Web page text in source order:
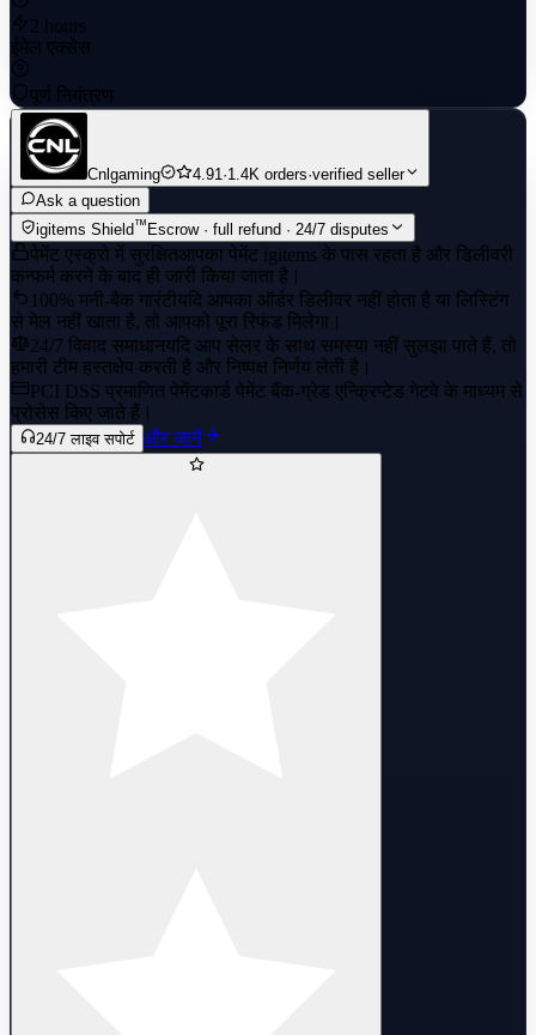
2 hours
ईमेल एक्सेस
पूर्ण नियंत्रण
Cnlgaming 4.91·1.4K orders·verified seller
Ask a question
igitems Shield™ Escrow · full refund · 24/7 disputes
पेमेंट एस्क्रो में सुरक्षितआपका पेमेंट igitems के पास रहता है और डिलीवरी
कन्फर्म करने के बाद ही जारी किया जाता है।
100% मनी-बैक गारंटीयदि आपका ऑर्डर डिलीवर नहीं होता है या लिस्टिंग
से मेल नहीं खाता है, तो आपको पूरा रिफंड मिलेगा।
24/7 विवाद समाधानयदि आप सेलर के साथ समस्या नहीं सुलझा पाते हैं, तो
हमारी टीम हस्तक्षेप करती है और निष्पक्ष निर्णय लेती है।
PCI DSS प्रमाणित पेमेंटकार्ड पेमेंट बैंक-ग्रेड एन्क्रिप्टेड गेटवे के माध्यम से
प्रोसेस किए जाते हैं।
24/7 लाइव सपोर्ट और जानें